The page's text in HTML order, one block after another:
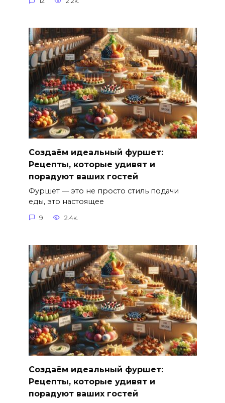
Создаём идеальный фуршет:
Рецепты, которые удивят и
порадуют ваших гостей
Фуршет — это не просто стиль подачи
еды, это настоящее
9 2.4к.
Создаём идеальный фуршет:
Рецепты, которые удивят и
порадуют ваших гостей